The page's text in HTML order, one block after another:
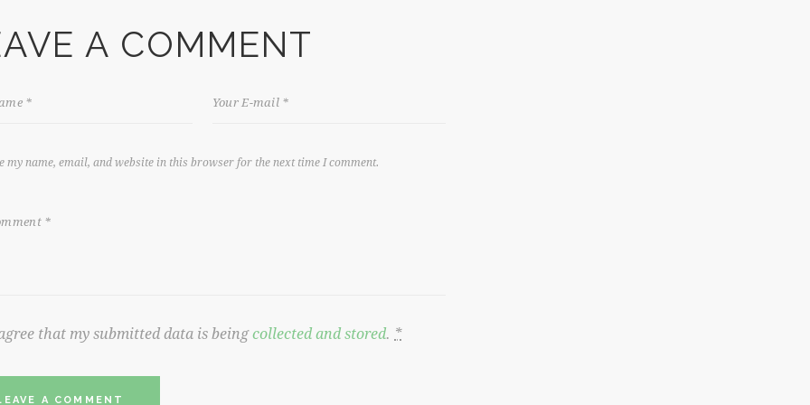
A COMMENT
my name, email, and website in this browser for the next time I comment.
that my submitted data is beingcollected and stored. *